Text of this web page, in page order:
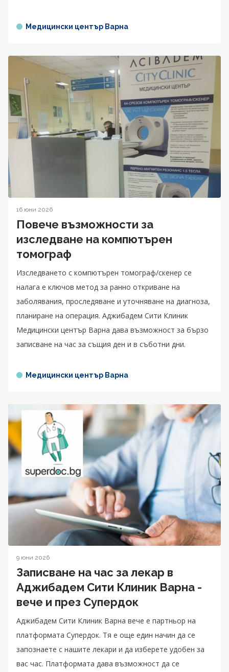
Медицински център Варна
16 юни 2026
Повече възможности за
изследване на компютърен
томограф
Изследването с компютърен томограф/скенер се
налага е ключов метод за ранно откриване на
заболявания, проследяване и уточняване на диагноза,
планиране на операция. Аджибадем Сити Клиник
Медицински център Варна дава възможност за бързо
записване на час за същия ден и в съботни дни.
Медицински център Варна
9 юни 2026
Записване на час за лекар в
Аджибадем Сити Клиник Варна -
вече и през Супердок
Аджибадем Сити Клиник Варна вече е партньор на
платформата Супердок. Тя е още един начин да се
запознаете с нашите лекари и да изберете удобен за
вас час. Платформата дава възможност да се